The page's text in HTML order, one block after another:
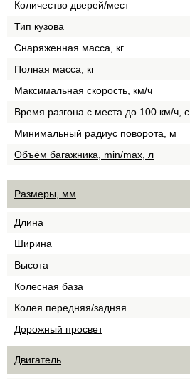
Количество дверей/мест
Тип кузова
Снаряженная масса, кг
Полная масса, кг
Максимальная скорость, км/ч
Время разгона с места до 100 км/ч, с
Минимальный радиус поворота, м
Объём багажника, min/max, л
Размеры, мм
Длина
Ширина
Высота
Колесная база
Колея передняя/задняя
Дорожный просвет
Двигатель